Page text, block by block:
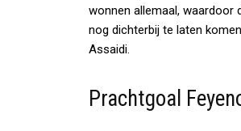
wonnen allemaal, waardoor
nog dichterbij te laten
Assaidi.
Prachtgoal